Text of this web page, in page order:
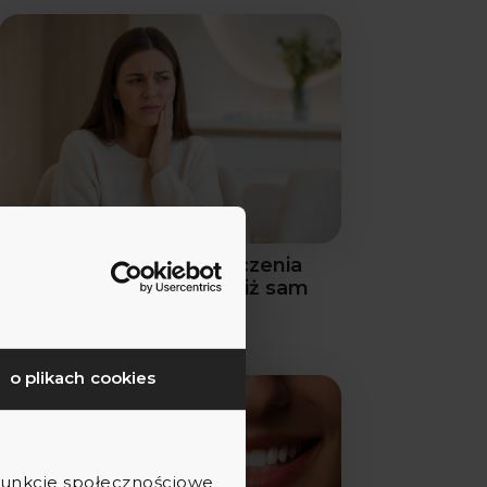
o plikach cookies
społecznościowe
odkładanie leczenia
kosztuje więcej niż sam